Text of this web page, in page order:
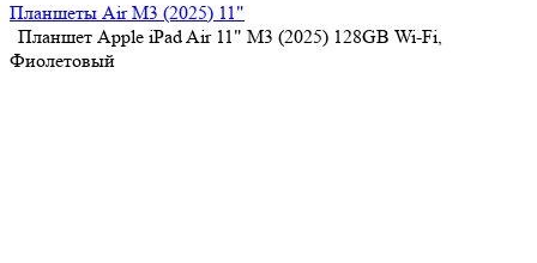
Планшеты Air M3 (2025) 11"
Планшет Apple iPad Air 11" M3 (2025) 128GB Wi-Fi,
Фиолетовый